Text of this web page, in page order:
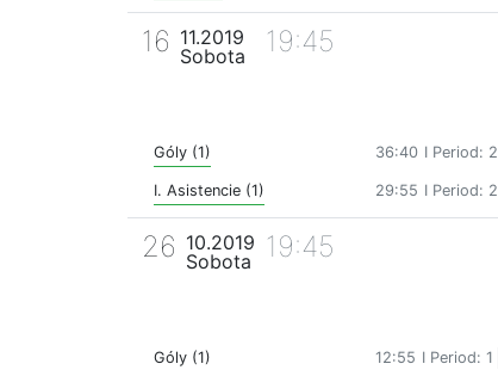
16 11.2019
Sobota
19:45
Góly (1) 36:40 I Period: 2
I. Asistencie (1) 29:55 I Period: 2
26 10.2019
Sobota
19:45
Góly (1) 12:55 I Period: 1